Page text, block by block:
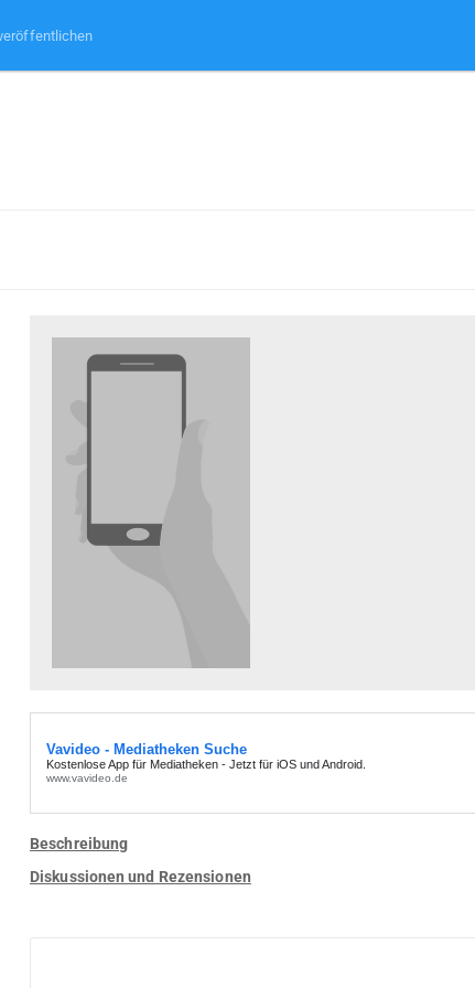
Beschreibung
Diskussionen und Rezensionen